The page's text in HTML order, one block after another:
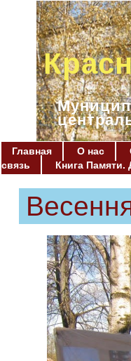
Главная О нас
связь
Книга Памяти.